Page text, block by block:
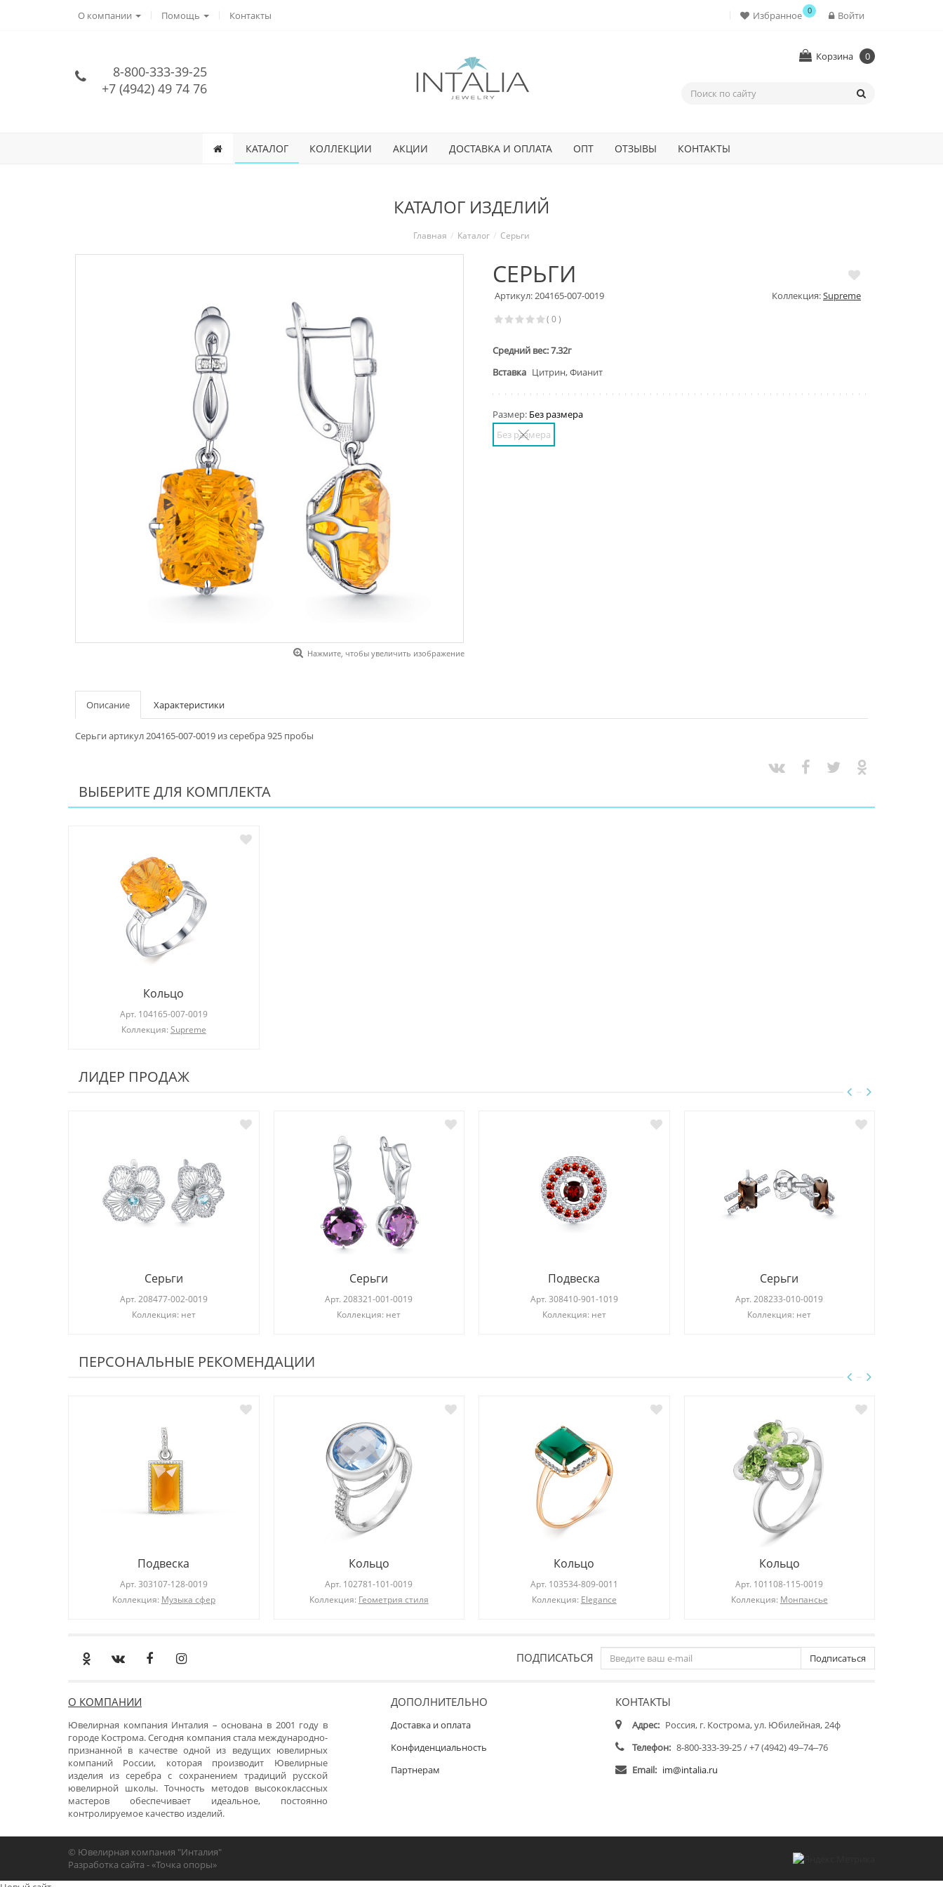
О компании Помощь Контакты Войти
Избранное 0
8-800-333-39-25
+7 (4942) 49 74 76
Корзина 0
КАТАЛОГ КОЛЛЕКЦИИ АКЦИИ ДОСТАВКА И ОПЛАТА ОПТ ОТЗЫВЫ КОНТАКТЫ
КАТАЛОГ ИЗДЕЛИЙ
Главная Каталог Серьги
СЕРЬГИ
Нажмите, чтобы увеличить изображение
Артикул: 204165-007-0019 Коллекция:Supreme
( 0 )
Средний вес: 7.32г
Вставка Цитрин, Фианит
Размер: Без размера
Без размера
Описание Характеристики
Серьги артикул 204165-007-0019 из серебра 925 пробы
ВЫБЕРИТЕ ДЛЯ КОМПЛЕКТА
Кольцо
Арт. 104165-007-0019
Коллекция: Supreme
ЛИДЕР ПРОДАЖ
Серьги
Арт. 208477-002-0019
Коллекция: нет
Серьги
Арт.208321-001-0019
Коллекция: нет
Подвеска
Арт. 308410-901-1019
Коллекция: нет
Серьги
Арт.208233-010-0019
Коллекция: нет
ПЕРСОНАЛЬНЫЕ РЕКОМЕНДАЦИИ
Подвеска
Арт. 303107-128-0019
Коллекция: Музыка сфер
Кольцо
Арт. 102781-101-0019
Коллекция: Геометрия стиля
Кольцо
Арт. 103534-809-0011
Коллекция: Elegance
Кольцо
Арт. 101108-115-0019
Коллекция: Монпансье
ПОДПИСАТЬСЯ Подписаться
О КОМПАНИИ
Ювелирная компания Инталия – основана в 2001 году в
городе Кострома. Сегодня компания стала международно-
признанной в качестве одной из ведущих ювелирных
компаний России, которая производит Ювелирные
изделия из серебра с сохранением традиций русской
ювелирной школы. Точность методов высококлассных
мастеров обеспечивает идеальное, постоянно
контролируемое качество изделий.
ДОПОЛНИТЕЛЬНО
Доставка и оплата
Конфиденциальность
Партнерам
КОНТАКТЫ
Адрес: Россия, г. Кострома, ул. Юбилейная, 24ф
Телефон: 8-800-333-39-25 / +7 (4942) 49‒74‒76
Email: im@intalia.ru
© Ювелирная компания "Инталия"
Разработка сайта -«Точка опоры»